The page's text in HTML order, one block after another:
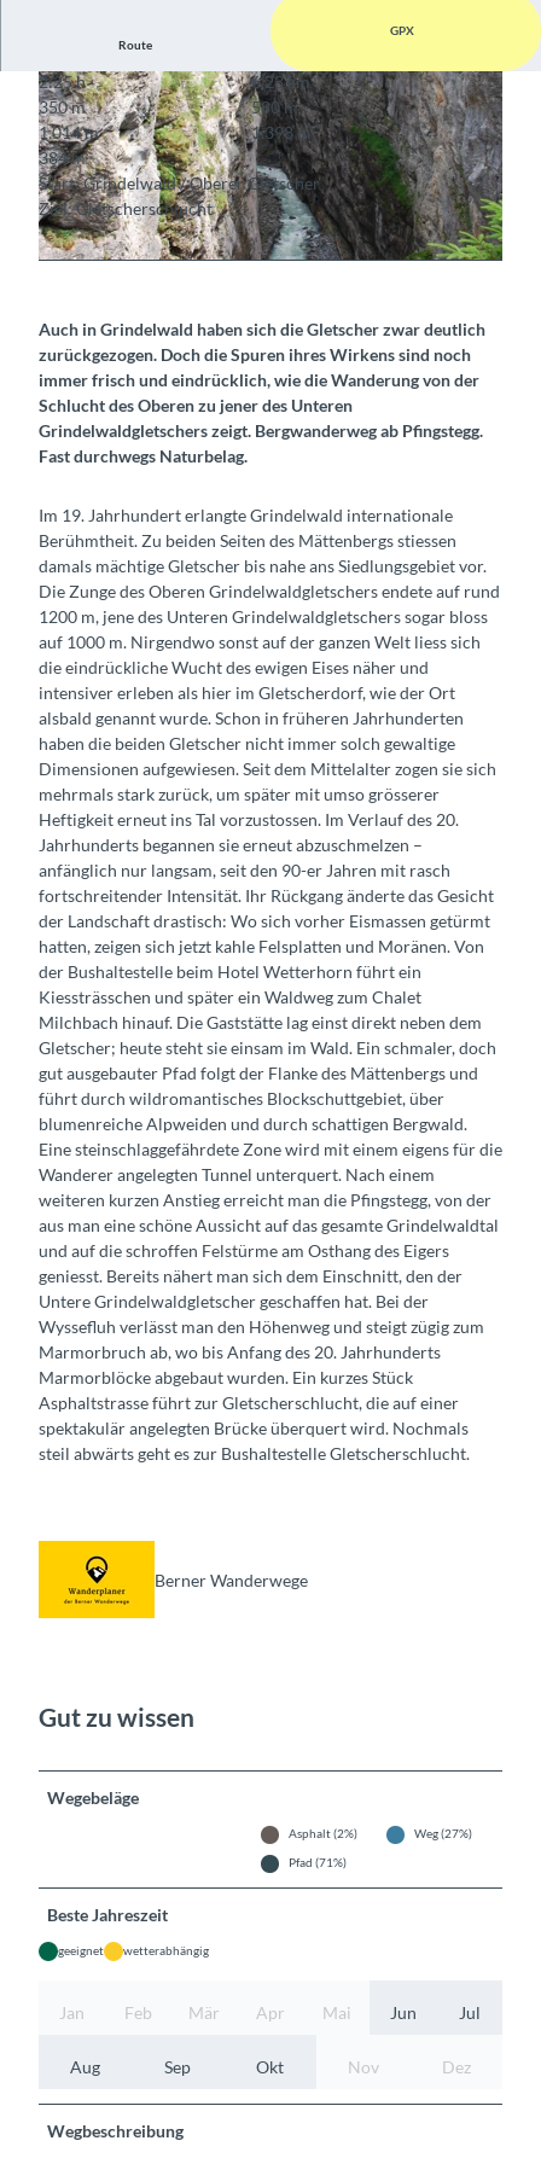
© Markus Schluep, Berner Wanderwege
Route
GPX
2:25 h
6,23 km
350 m
580 m
1.014 m
1.398 m
384 m
Start: Grindelwald / Oberer Gletscher
Ziel: Gletscherschlucht
Auch in Grindelwald haben sich die Gletscher zwar deutlich
zurückgezogen. Doch die Spuren ihres Wirkens sind noch
immer frisch und eindrücklich, wie die Wanderung von der
Schlucht des Oberen zu jener des Unteren
Grindelwaldgletschers zeigt. Bergwanderweg ab Pfingstegg.
Fast durchwegs Naturbelag.
Im 19. Jahrhundert erlangte Grindelwald internationale
Berühmtheit. Zu beiden Seiten des Mättenbergs stiessen
damals mächtige Gletscher bis nahe ans Siedlungsgebiet vor.
Die Zunge des Oberen Grindelwaldgletschers endete auf rund
1200 m, jene des Unteren Grindelwaldgletschers sogar bloss
auf 1000 m. Nirgendwo sonst auf der ganzen Welt liess sich
die eindrückliche Wucht des ewigen Eises näher und
intensiver erleben als hier im Gletscherdorf, wie der Ort
alsbald genannt wurde. Schon in früheren Jahrhunderten
haben die beiden Gletscher nicht immer solch gewaltige
Dimensionen aufgewiesen. Seit dem Mittelalter zogen sie sich
mehrmals stark zurück, um später mit umso grösserer
Heftigkeit erneut ins Tal vorzustossen. Im Verlauf des 20.
Jahrhunderts begannen sie erneut abzuschmelzen –
anfänglich nur langsam, seit den 90-er Jahren mit rasch
fortschreitender Intensität. Ihr Rückgang änderte das Gesicht
der Landschaft drastisch: Wo sich vorher Eismassen getürmt
hatten, zeigen sich jetzt kahle Felsplatten und Moränen. Von
der Bushaltestelle beim Hotel Wetterhorn führt ein
Kiessträsschen und später ein Waldweg zum Chalet
Milchbach hinauf. Die Gaststätte lag einst direkt neben dem
Gletscher; heute steht sie einsam im Wald. Ein schmaler, doch
gut ausgebauter Pfad folgt der Flanke des Mättenbergs und
führt durch wildromantisches Blockschuttgebiet, über
blumenreiche Alpweiden und durch schattigen Bergwald.
Eine steinschlaggefährdete Zone wird mit einem eigens für die
Wanderer angelegten Tunnel unterquert. Nach einem
weiteren kurzen Anstieg erreicht man die Pfingstegg, von der
aus man eine schöne Aussicht auf das gesamte Grindelwaldtal
und auf die schroffen Felstürme am Osthang des Eigers
geniesst. Bereits nähert man sich dem Einschnitt, den der
Untere Grindelwaldgletscher geschaffen hat. Bei der
Wyssefluh verlässt man den Höhenweg und steigt zügig zum
Marmorbruch ab, wo bis Anfang des 20. Jahrhunderts
Marmorblöcke abgebaut wurden. Ein kurzes Stück
Asphaltstrasse führt zur Gletscherschlucht, die auf einer
spektakulär angelegten Brücke überquert wird. Nochmals
steil abwärts geht es zur Bushaltestelle Gletscherschlucht.
Berner Wanderwege
Gut zu wissen
Wegebeläge
Asphalt (2%)
Weg (27%)
Pfad (71%)
Beste Jahreszeit
geeignet wetterabhängig
Jan Feb Mär Apr Mai Jun Jul
Aug Sep Okt Nov Dez
Wegbeschreibung